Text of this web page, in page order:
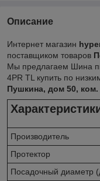
Описание
Интернет магазин
поставщиком товаров
Мы предлагаем Шина
4PR TL купить по
Пушкина, дом 50, ком.
Производитель
Протектор
Посадочный диаметр